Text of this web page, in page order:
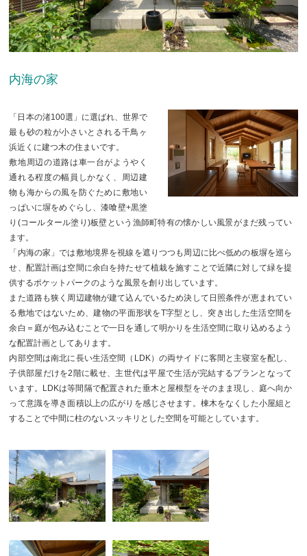
内海の家
「日本の渚100選」に選ばれ、世界で
最も砂の粒が小さいとされる千鳥ヶ
浜近くに建つ木の住まいです。
敷地周辺の道路は車一台がようやく
通れる程度の幅員しかなく、周辺建
物も海からの風を防ぐために敷地い
っぱいに塀をめぐらし、漆喰壁+黒塗
り(コールタール塗り)板壁という漁師町特有の懐かしい風景がまだ残ってい
ます。
「内海の家」では敷地境界を視線を遮りつつも周辺に比べ低めの板塀を巡ら
せ、配置計画は空間に余白を持たせて植栽を施すことで近隣に対して緑を提
供するポケットパークのような風景を創り出しています。
また道路も狭く周辺建物が建て込んでいるため決して日照条件が恵まれてい
る敷地ではないため、建物の平面形状をT字型とし、突き出した生活空間を
余白＝庭が包み込むことで一日を通して明かりを生活空間に取り込めるよう
な配置計画としてあります。
内部空間は南北に長い生活空間（LDK）の両サイドに客間と主寝室を配し、
子供部屋だけを2階に載せ、主世代は平屋で生活が完結するプランとなって
います。LDKは等間隔で配置された垂木と屋根型をそのまま現し、庭へ向か
って意識を導き面積以上の広がりを感じさせます。棟木をなくした小屋組と
することで中間に柱のないスッキリとした空間を可能としています。